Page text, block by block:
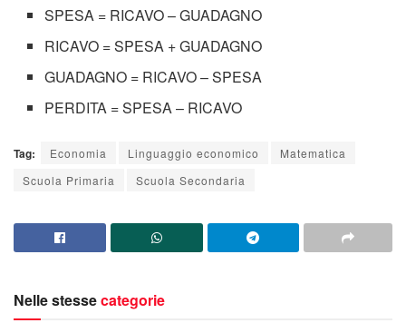
SPESA = RICAVO – GUADAGNO
RICAVO = SPESA + GUADAGNO
GUADAGNO = RICAVO – SPESA
PERDITA = SPESA – RICAVO
Tag: Economia Linguaggio economico
Matematica
Scuola Primaria
Scuola Secondaria
Nelle stessecategorie